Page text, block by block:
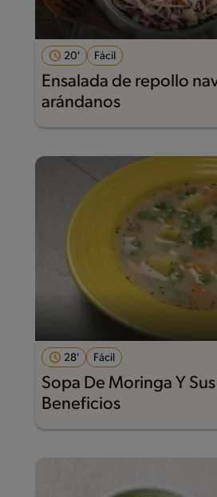
20' Fácil
Ensalada de repollo
arándanos
28' Fácil
Sopa De Moringa Y
Beneficios